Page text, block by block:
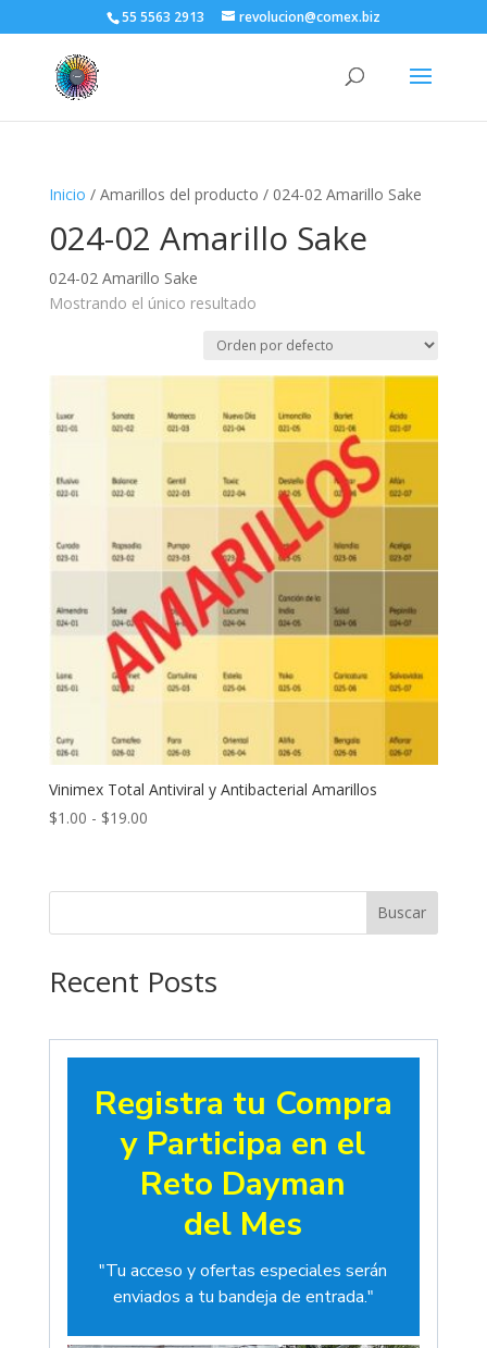
55 5563 2913 revolucion@comex.biz
Inicio / Amarillos del producto / 024-02 Amarillo Sake
024-02 Amarillo Sake
024-02 Amarillo Sake
Mostrando el único resultado
Vinimex Total Antiviral y Antibacterial Amarillos
$1.00 - $19.00Rango
desde
Buscar
Recent Posts
Registra tu Compra
y Participa en el
Reto Dayman
del Mes
"Tu acceso y ofertas especiales serán
enviados a tu bandeja de entrada."